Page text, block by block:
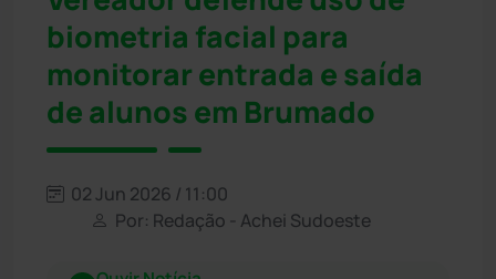
biometria facial para
monitorar entrada e saída
de alunos em Brumado
02 Jun 2026 / 11:00
Por: Redação - Achei Sudoeste